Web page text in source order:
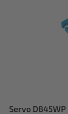
Servo D845WP